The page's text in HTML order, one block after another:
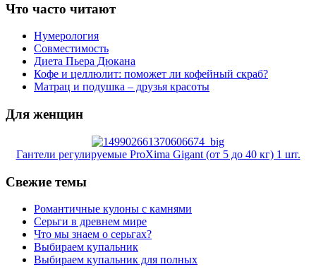
Что часто читают
Нумерология
Совместимость
Диета Пьера Дюкана
Кофе и целлюлит: поможет ли кофейный скраб?
Матрац и подушка – друзья красоты
Для женщин
Гантели регулируемые ProXima Gigant (от 5 до 40 кг) 1 шт.
Свежие темы
Романтичные кулоны с камнями
Серьги в древнем мире
Что мы знаем о серьгах?
Выбираем купальник
Выбираем купальник для полных